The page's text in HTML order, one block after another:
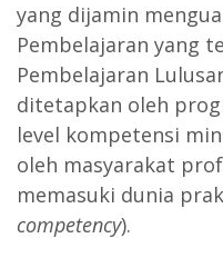
yang dijamin
Pembelajaran yang
Pembelajaran
ditetapkan oleh
level kompetensi
oleh masyarakat
memasuki dunia
competency).